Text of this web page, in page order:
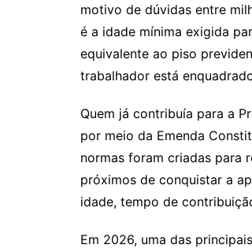
motivo de dúvidas entre
é a idade mínima exigida
equivalente ao piso
trabalhador está
Quem já contribuía para a
por meio da Emenda
normas foram criadas para
próximos de conquistar a
idade, tempo de
Em 2026, uma das